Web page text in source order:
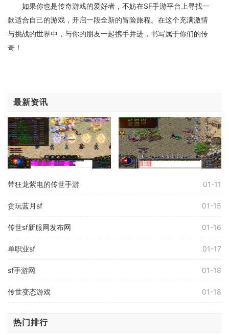
如果你也是传奇游戏的爱好者，不妨在SF手游平台上寻找一
款适合自己的游戏，开启一段全新的冒险旅程。在这个充满激情
与挑战的世界中，与你的朋友一起携手并进，书写属于你们的传
奇！
最新资讯
带狂龙紫电的传世手游 01-11
贪玩蓝月sf 01-15
传世sf新服网发布网 01-16
单职业sf 01-17
sf手游网 01-18
传世变态游戏 01-18
热门排行